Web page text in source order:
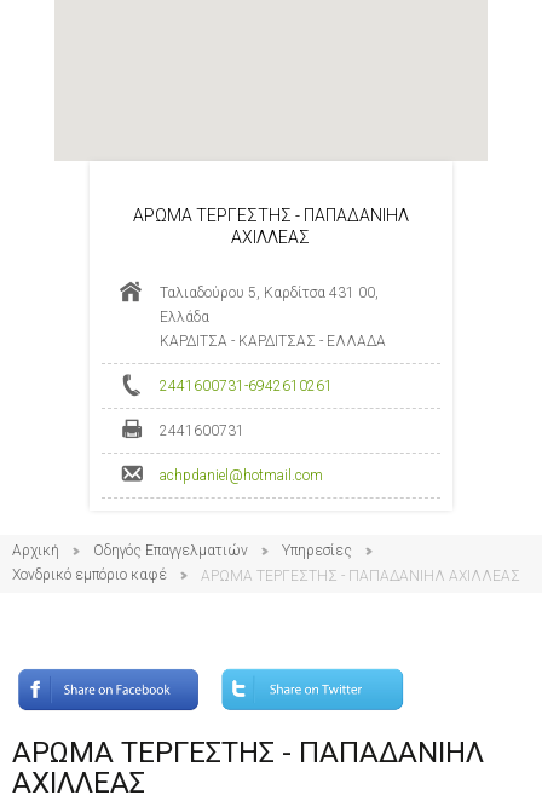
ΑΡΩΜΑ ΤΕΡΓΕΣΤΗΣ - ΠΑΠΑΔΑΝΙΗΛ
ΑΧΙΛΛΕΑΣ
Ταλιαδούρου 5, Καρδίτσα 431 00,
Ελλάδα
ΚΑΡΔΙΤΣΑ - ΚΑΡΔΙΤΣΑΣ - ΕΛΛΑΔΑ
2441600731-6942610261
2441600731
achpdaniel@hotmail.com
Αρχική Οδηγός Επαγγελματιών
Υπηρεσίες
Χονδρικό εμπόριο καφέ
ΑΡΩΜΑ ΤΕΡΓΕΣΤΗΣ - ΠΑΠΑΔΑΝΙΗΛ ΑΧΙΛΛΕΑΣ
ΑΡΩΜΑ ΤΕΡΓΕΣΤΗΣ - ΠΑΠΑΔΑΝΙΗΛ
ΑΧΙΛΛΕΑΣ